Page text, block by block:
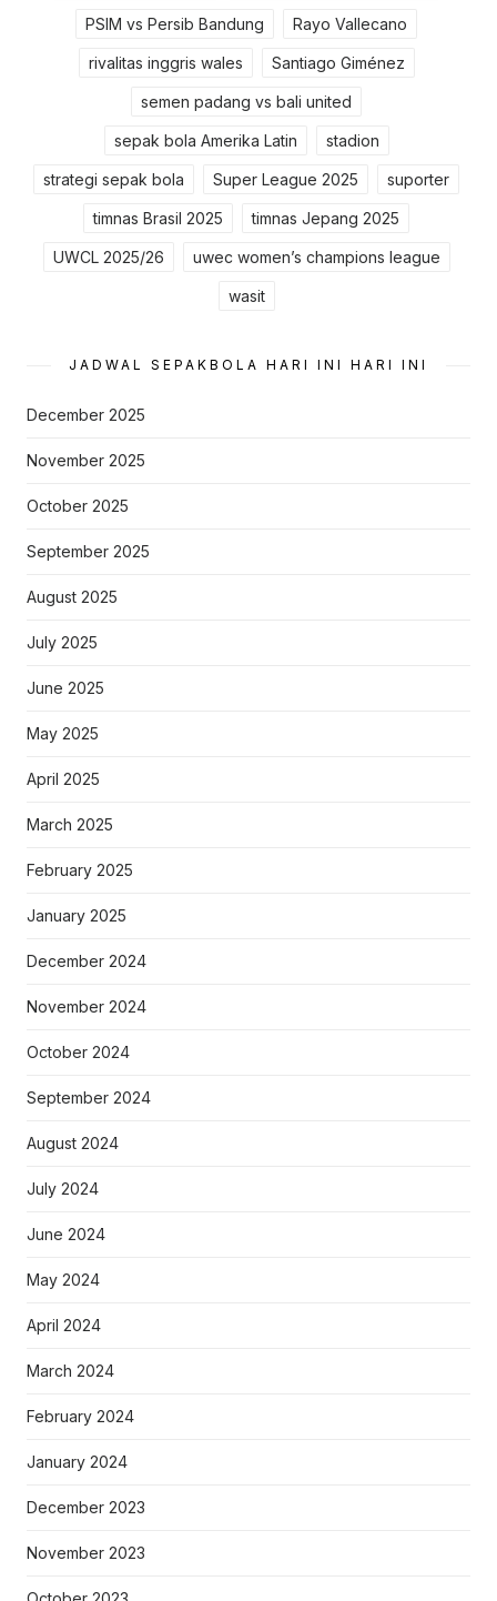
PSIM vs Persib Bandung Rayo Vallecano
rivalitas inggris wales Santiago Giménez
semen padang vs bali united
sepak bola Amerika Latin stadion
strategi sepak bola Super League 2025 suporter
timnas Brasil 2025 timnas Jepang 2025
UWCL 2025/26 uwec women’s champions league
wasit
JADWAL SEPAKBOLA HARI INI HARI INI
December 2025
November 2025
October 2025
September 2025
August 2025
July 2025
June 2025
May 2025
April 2025
March 2025
February 2025
January 2025
December 2024
November 2024
October 2024
September 2024
August 2024
July 2024
June 2024
May 2024
April 2024
March 2024
February 2024
January 2024
December 2023
November 2023